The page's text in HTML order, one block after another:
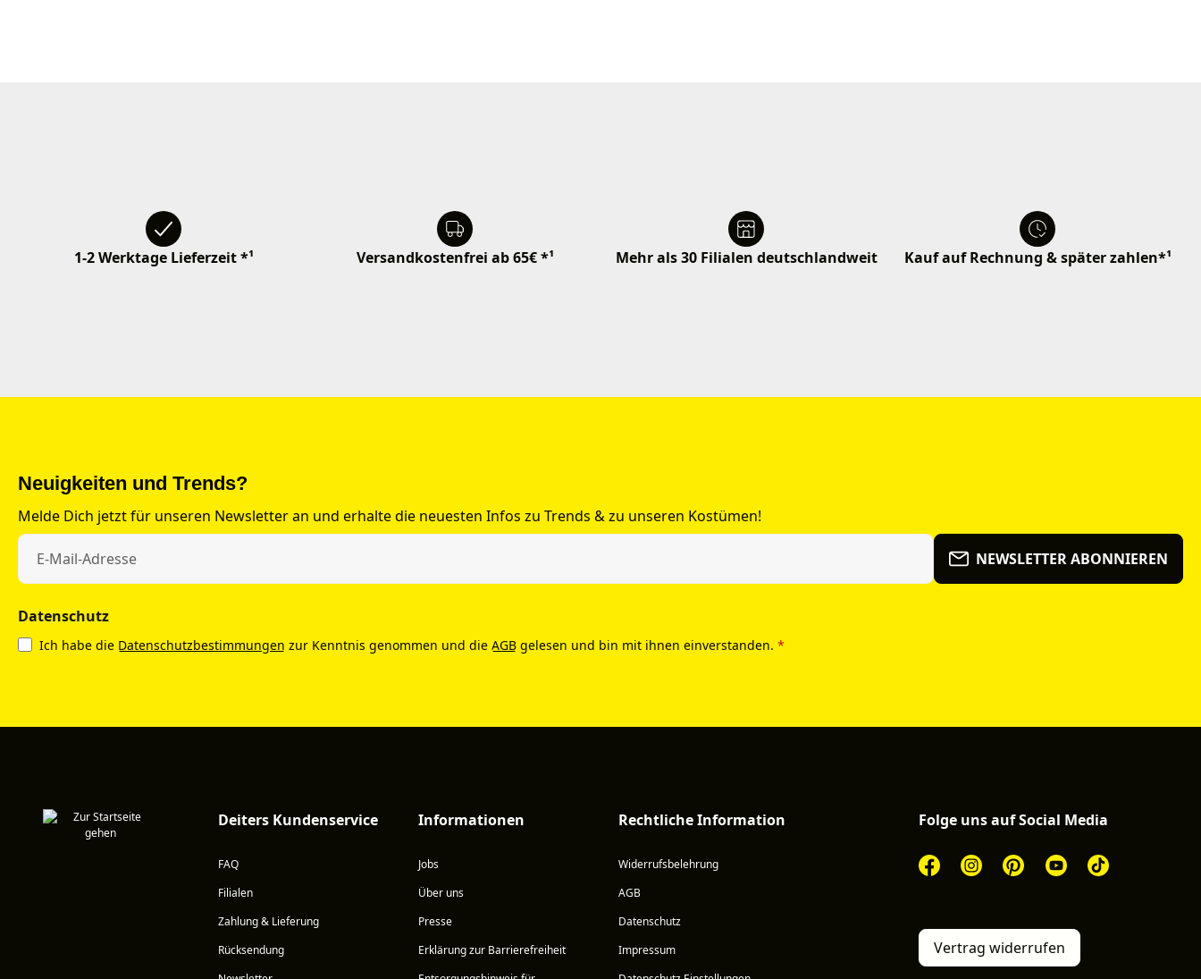
1-2 Werktage Lieferzeit *¹ Versandkostenfrei ab 65€ *¹ Mehr als 30 Filialen deutschlandweit Kauf auf Rechnung & später zahlen*¹
Neuigkeiten und Trends?
Melde Dich jetzt für unseren Newsletter an und erhalte die neuesten Infos zu Trends & zu unseren Kostümen!
NEWSLETTER ABONNIEREN
Datenschutz
Ich habe die Datenschutzbestimmungen zur Kenntnis genommen und die AGB gelesen und bin mit ihnen einverstanden. *
Deiters Kundenservice
FAQ
Filialen
Zahlung & Lieferung
Rücksendung
Informationen
Jobs
Über uns
Presse
Erklärung zur Barrierefreiheit
Rechtliche Information
Widerrufsbelehrung
AGB
Datenschutz
Impressum
Folge uns auf Social Media
Vertrag widerrufen